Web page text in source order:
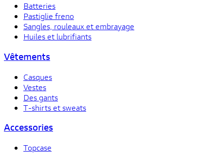
Batteries
Pastiglie freno
Sangles, rouleaux et embrayage
Huiles et lubrifiants
Vêtements
Casques
Vestes
Des gants
T-shirts et sweats
Accessories
Topcase